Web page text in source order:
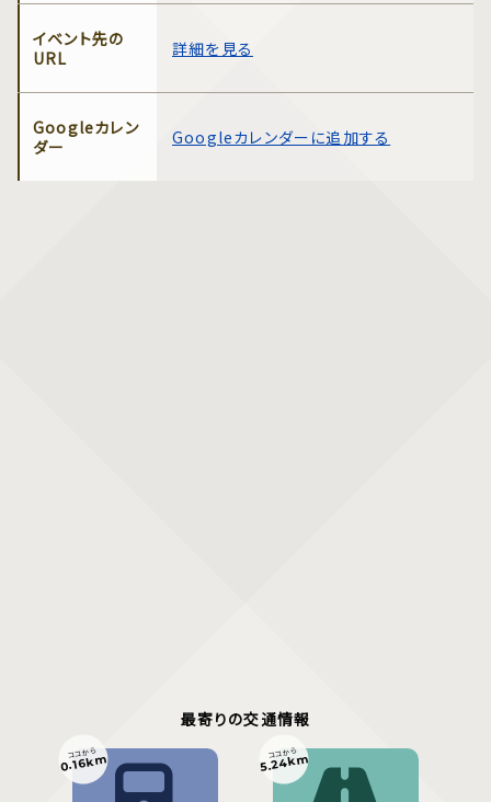
イベント先の
URL
詳細を見る
Googleカレン
ダー
Googleカレンダーに追加する
最寄りの交通情報
ココから
0.16km ココから
5.24km